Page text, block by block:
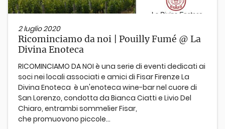
2 luglio 2020
Ricominciamo da noi | Pouilly Fumé @ La
Divina Enoteca
RICOMINCIAMO DA NOI è una serie di eventi dedicati ai
soci nei locali associati e amici di Fisar Firenze La
Divina Enoteca è un'enoteca wine-bar nel cuore di
San Lorenzo, condotta da Bianca Ciatti e Livio Del
Chiaro, entrambi sommelier Fisar,
che promuovono piccole...